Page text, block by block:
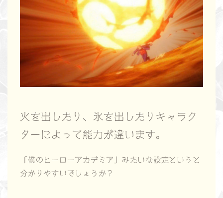
火を出したり、氷を出したりキャラク
ターによって能力が違います。
「僕のヒーローアカデミア」みたいな設定というと
分かりやすいでしょうか？